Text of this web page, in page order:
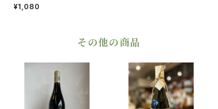
¥1,080
その他の商品